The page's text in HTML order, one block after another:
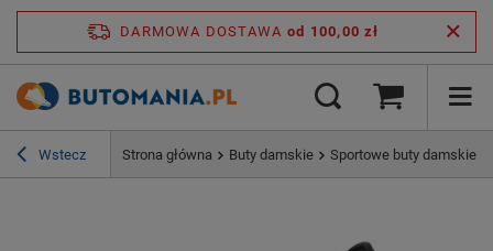
DARMOWA DOSTAWA od 100,00 zł
Wstecz Strona główna Buty damskie Sportowe buty damskie